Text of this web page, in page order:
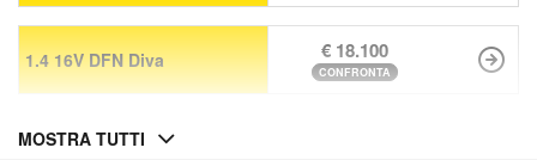
1.4 16V DFN Diva € 18.100
CONFRONTA
MOSTRA TUTTI